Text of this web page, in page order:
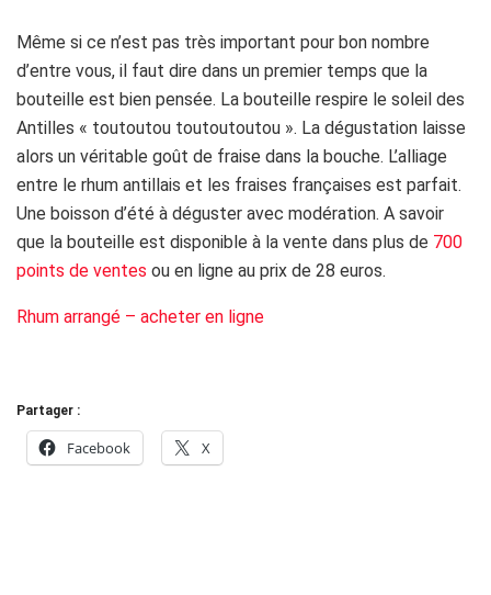
Même si ce n’est pas très important pour bon nombre
d’entre vous, il faut dire dans un premier temps que la
bouteille est bien pensée. La bouteille respire le soleil des
Antilles « toutoutou toutoutoutou ». La dégustation laisse
alors un véritable goût de fraise dans la bouche. L’alliage
entre le rhum antillais et les fraises françaises est parfait.
Une boisson d’été à déguster avec modération. A savoir
que la bouteille est disponible à la vente dans plus de 700
points de ventes ou en ligne au prix de 28 euros.
Rhum arrangé – acheter en ligne
Partager :
Facebook X